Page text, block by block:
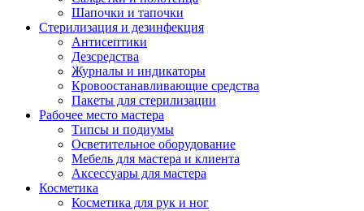
Шапочки и тапочки
Стерилизация и дезинфекция
Антисептики
Дезсредства
Журналы и индикаторы
Кровоостанавливающие средства
Пакеты для стерилизации
Рабочее место мастера
Типсы и подиумы
Осветительное оборудование
Мебель для мастера и клиента
Аксессуары для мастера
Косметика
Косметика для рук и ног